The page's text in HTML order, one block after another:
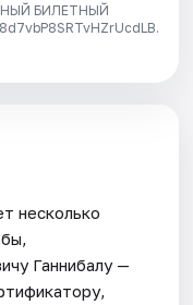
БИЛЕТНЫЙ
несколько
Ганнибалу —